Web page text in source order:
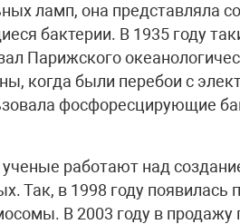
ламп, она представляла
бактерии. В 1935 году
Парижского
когда были перебои с
фосфоресцирующие
работают над
Так, в 1998 году появилась
В 2003 году в продажу